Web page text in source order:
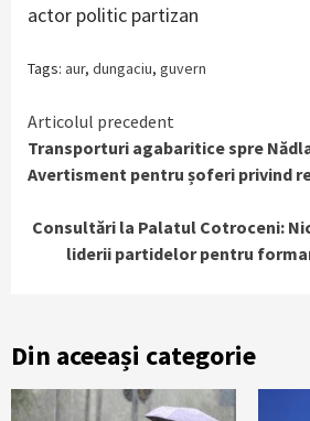
actor politic partizan
Tags: aur, dungaciu, guvern
Continue
Reading
Articolul precedent
Transporturi agabaritice spre
Avertisment pentru șoferi privind
Consultări la Palatul Cotroceni:
liderii partidelor pentru
Din aceeași categorie